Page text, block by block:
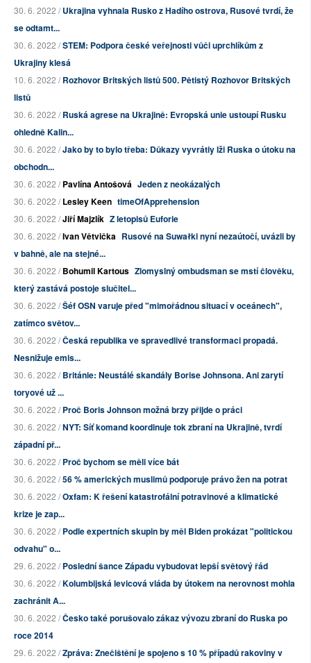
30. 6. 2022 /Ukrajina vyhnala Rusko z Hadího ostrova, Rusové tvrdí, že
se odtamt...
30. 6. 2022 /STEM: Podpora české veřejnosti vůči uprchlíkům z
Ukrajiny klesá
10. 6. 2022 /Rozhovor Britských listů 500. Pětistý Rozhovor Britských
listů
30. 6. 2022 /Ruská agrese na Ukrajině: Evropská unie ustoupí Rusku
ohledně Kalin...
30. 6. 2022 /Jako by to bylo třeba: Důkazy vyvrátiy lži Ruska o útoku na
obchodn...
30. 6. 2022 /Pavlína Antošová Jeden z neokázalých
30. 6. 2022 /Lesley Keen timeOfApprehension
30. 6. 2022 /Jiří Majzlík Z letopisů Euforie
30. 6. 2022 /Ivan Větvička Rusové na Suwałki nyní nezaútočí, uvázli by
v bahně, ale na stejné...
30. 6. 2022 /Bohumil Kartous Zlomyslný ombudsman se mstí člověku,
který zastává postoje slučitel...
30. 6. 2022 /Šéf OSN varuje před "mimořádnou situací v oceánech",
zatímco světov...
30. 6. 2022 /Česká republika ve spravedlivé transformaci propadá.
Nesnižuje emis...
30. 6. 2022 /Británie: Neustálé skandály Borise Johnsona. Ani zarytí
toryové už ...
30. 6. 2022 /Proč Boris Johnson možná brzy přijde o práci
30. 6. 2022 /NYT: Síť komand koordinuje tok zbraní na Ukrajině, tvrdí
západní př...
30. 6. 2022 /Proč bychom se měli více bát
30. 6. 2022 /56 % amerických muslimů podporuje právo žen na potrat
30. 6. 2022 /Oxfam: K řešení katastrofální potravinové a klimatické
krize je zap...
30. 6. 2022 /Podle expertních skupin by měl Biden prokázat "politickou
odvahu" o...
29. 6. 2022 /Poslední šance Západu vybudovat lepší světový řád
30. 6. 2022 /Kolumbijská levicová vláda by útokem na nerovnost mohla
zachránit A...
30. 6. 2022 /Česko také porušovalo zákaz vývozu zbraní do Ruska po
roce 2014
29. 6. 2022 /Zpráva: Znečištění je spojeno s 10 % případů rakoviny v